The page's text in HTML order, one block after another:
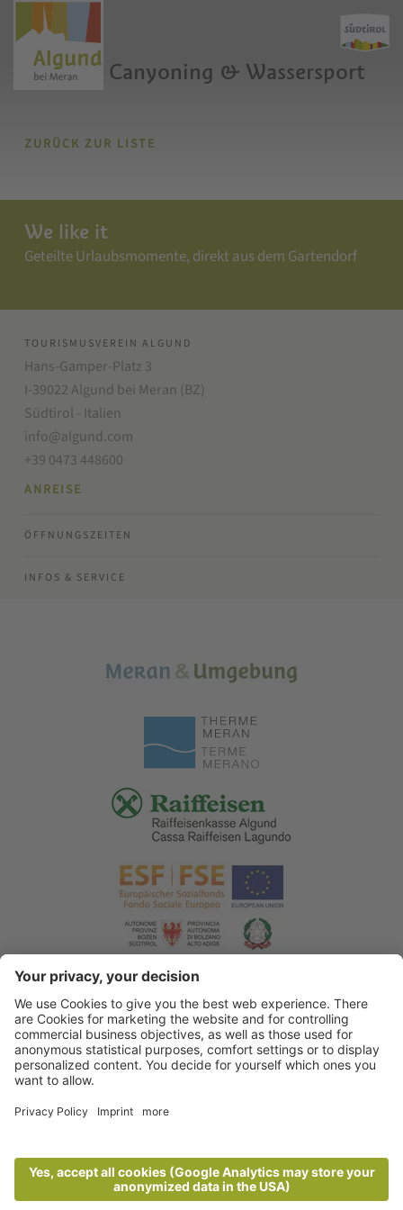
Rafting, Canyoning & Wassersport
ZURÜCK ZUR LISTE
We like it
Geteilte Urlaubsmomente, direkt aus dem Gartendorf
TOURISMUSVEREIN ALGUND
Hans-Gamper-Platz 3
I-39022 Algund bei Meran (BZ)
Südtirol - Italien
info@algund.com
+39 0473 448600
ANREISE
ÖFFNUNGSZEITEN
INFOS & SERVICE
© 2026 Tourismusverein Algund . Impressum .
Datenschutzerklärung . Barrierefreiheitserklärung . Sitemap .
Cookie Einstellungen